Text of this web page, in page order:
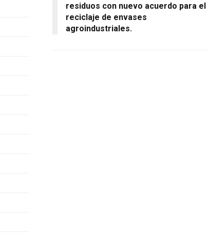
residuos con nuevo acuerdo para el
reciclaje de envases
agroindustriales.